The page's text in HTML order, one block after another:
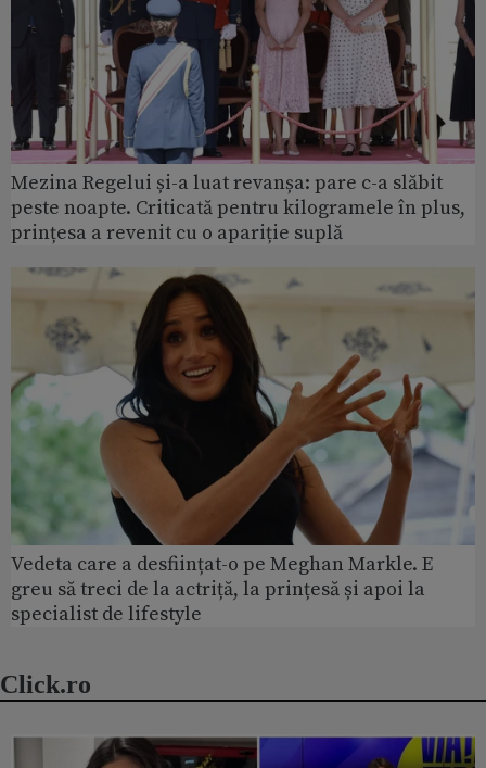
Mezina Regelui și-a luat revanșa: pare c-a slăbit
peste noapte. Criticată pentru kilogramele în plus,
prințesa a revenit cu o apariție suplă
Vedeta care a desființat-o pe Meghan Markle. E
greu să treci de la actriță, la prințesă și apoi la
specialist de lifestyle
Click.ro